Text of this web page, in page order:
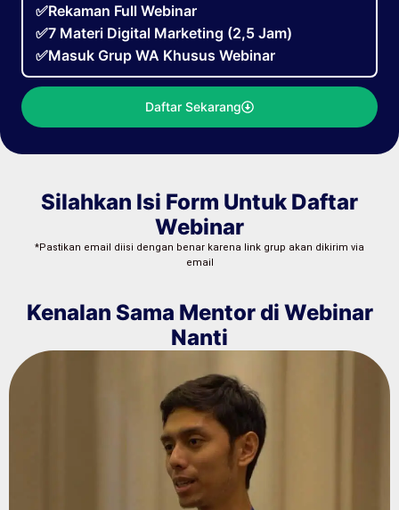
✅Rekaman Full Webinar
✅7 Materi Digital Marketing (2,5 Jam)
✅Masuk Grup WA Khusus Webinar
Daftar Sekarang
Silahkan Isi Form Untuk Daftar
Webinar
*Pastikan email diisi dengan benar karena link grup akan dikirim via
email
Kenalan Sama Mentor di Webinar
Nanti